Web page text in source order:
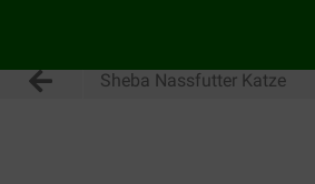
Sheba Nassfutter Katze